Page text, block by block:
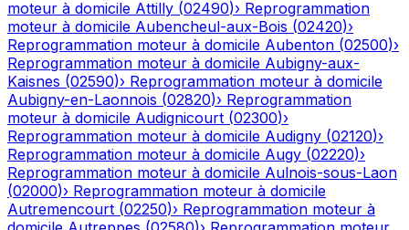
moteur à domicile Attilly (02490)› Reprogrammation
moteur à domicile Aubencheul-aux-Bois (02420)›
Reprogrammation moteur à domicile Aubenton (02500)›
Reprogrammation moteur à domicile Aubigny-aux-
Kaisnes (02590)› Reprogrammation moteur à domicile
Aubigny-en-Laonnois (02820)› Reprogrammation
moteur à domicile Audignicourt (02300)›
Reprogrammation moteur à domicile Audigny (02120)›
Reprogrammation moteur à domicile Augy (02220)›
Reprogrammation moteur à domicile Aulnois-sous-Laon
(02000)› Reprogrammation moteur à domicile
Autremencourt (02250)› Reprogrammation moteur à